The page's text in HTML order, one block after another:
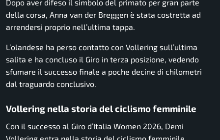
Dopo aver difeso il simbolo del primato per gran parte
della corsa, Anna van der Breggen è stata costretta ad
arrendersi proprio nell’ultima tappa.
L’olandese ha perso contatto con Vollering sull’ultima
salita e ha concluso il Giro in terza posizione, vedendo
sfumare il successo finale a poche decine di chilometri
dal traguardo conclusivo.
Vollering nella storia del ciclismo femminile
Con il successo al Giro d’Italia Women 2026, Demi
Vollering entra nella storia del ciclismo femminile.